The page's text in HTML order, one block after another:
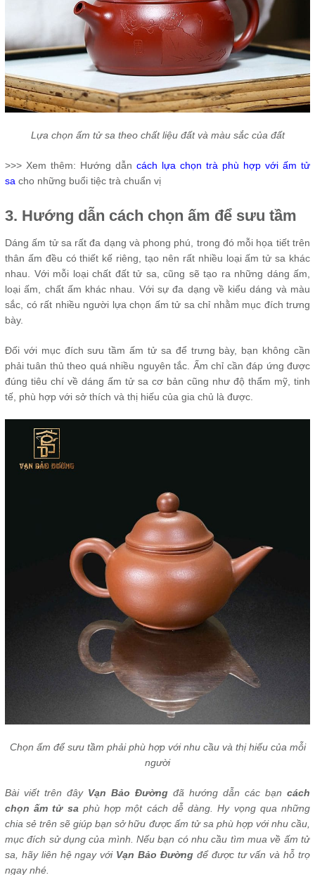
Lựa chọn ấm tử sa theo chất liệu đất và màu sắc của đất
>>> Xem thêm: Hướng dẫn cách lựa chọn trà phù hợp với ấm tử
sa cho những buổi tiệc trà chuẩn vị
3. Hướng dẫn cách chọn ấm để sưu tầm
Dáng ấm tử sa rất đa dạng và phong phú, trong đó mỗi họa tiết trên
thân ấm đều có thiết kế riêng, tạo nên rất nhiều loại ấm tử sa khác
nhau. Với mỗi loại chất đất tử sa, cũng sẽ tạo ra những dáng ấm,
loại ấm, chất ấm khác nhau. Với sự đa dạng về kiểu dáng và màu
sắc, có rất nhiều người lựa chọn ấm tử sa chỉ nhằm mục đích trưng
bày.
Đối với mục đích sưu tầm ấm tử sa để trưng bày, bạn không cần
phải tuân thủ theo quá nhiều nguyên tắc. Ấm chỉ cần đáp ứng được
đúng tiêu chí về dáng ấm tử sa cơ bản cũng như độ thẩm mỹ, tinh
tế, phù hợp với sở thích và thị hiếu của gia chủ là được.
Chọn ấm để sưu tầm phải phù hợp với nhu cầu và thị hiếu của mỗi
người
Bài viết trên đây Vạn Bảo Đường đã hướng dẫn các bạn cách
chọn ấm tử sa phù hợp một cách dễ dàng. Hy vọng qua những
chia sẻ trên sẽ giúp bạn sở hữu được ấm tử sa phù hợp với nhu cầu,
mục đích sử dụng của mình. Nếu bạn có nhu cầu tìm mua về ấm tử
sa, hãy liên hệ ngay với Vạn Bảo Đườngđể được tư vấn và hỗ trợ
ngay nhé.